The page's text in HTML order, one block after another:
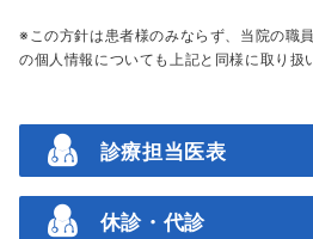
※この方針は患者様のみならず、当院の職
の個人情報についても上記と同様に取り扱
診療担当医表
休診・代診